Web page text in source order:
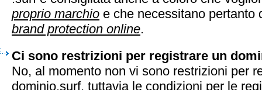
proprio marchio e che necessitano pertanto
brand protection online.
Ci sono restrizioni per registrare un
No, al momento non vi sono restrizioni per
dominio.surf, tuttavia le condizioni per le